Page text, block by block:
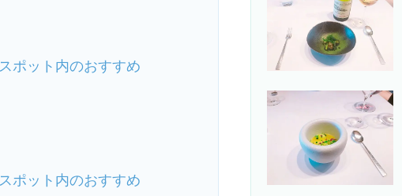
スポット内のおすすめ
スポット内のおすすめ